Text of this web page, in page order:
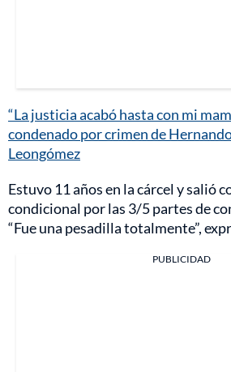
“La justicia acabó hasta con mi
condenado por crimen de
Leongómez
Estuvo 11 años en la cárcel y salió
condicional por las 3/5 partes de
“Fue una pesadilla totalmente”,
PUBLICIDAD